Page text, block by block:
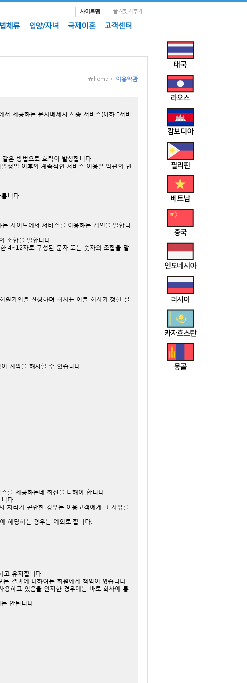
사이트맵 즐겨찾기추가
체류 입양/자녀 국제이혼 고객센터
home > 이용약관
서 제공하는 문자메세지 전송 서비스(이하 "서비
은 방법으로 효력이 발생합니다.
생일 이후의 계속적인 서비스 이용은 약관의 변
니다.
사이트에서 서비스를 이용하는 개인을 말합니
조합을 말합니다.
4~12자로 구성된 문자 또는 숫자의 조합을 말
원가입을 신청하며 회사는 이를 회사가 정한 실
계약을 해지할 수 있습니다.
를 제공하는데 최선을 다해야 합니다.
다.
처리가 곤란한 경우는 이용고객에게 그 사유를
해당하는 경우는 예외로 합니다.
고 유지합니다.
결과에 대하여는 회원에게 책임이 있습니다.
용하고 있음을 인지한 경우에는 바로 회사에 통
안됩니다.